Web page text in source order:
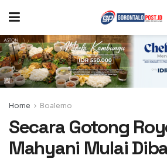
Home Boalemo
Secara Gotong
Mahyani Mulai